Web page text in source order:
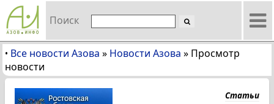
Поиск
• Все новости Азова » Новости Азова » Просмотр
новости
Статьи